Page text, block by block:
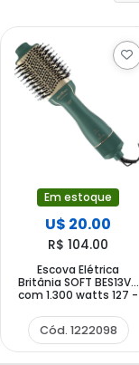
Em estoque
U$ 20.00
R$ 104.00
Escova Elétrica
Britânia SOFT BES13VD
com 1.300 watts 127 -
Verde Dourada
Cód. 1222098